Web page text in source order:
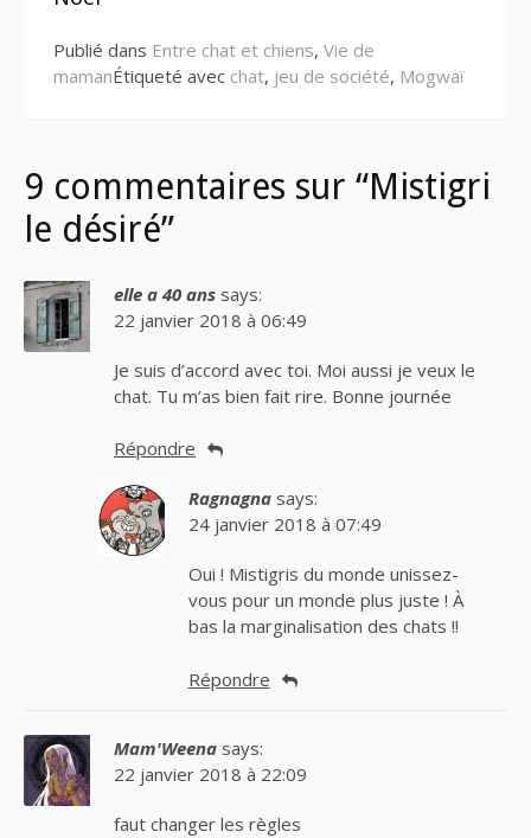
Publié dans Entre chat et chiens, Vie de
mamanÉtiqueté avec chat, jeu de société, Mogwaï
9 commentaires sur “Mistigri
le désiré”
elle a 40 ans says:
22 janvier 2018 à 06:49
Je suis d’accord avec toi. Moi aussi je veux le
chat. Tu m’as bien fait rire. Bonne journée
Répondre
Ragnagna says:
24 janvier 2018 à 07:49
Oui ! Mistigris du monde unissez-
vous pour un monde plus juste ! À
bas la marginalisation des chats !!
Répondre
Mam'Weena says:
22 janvier 2018 à 22:09
faut changer les règles